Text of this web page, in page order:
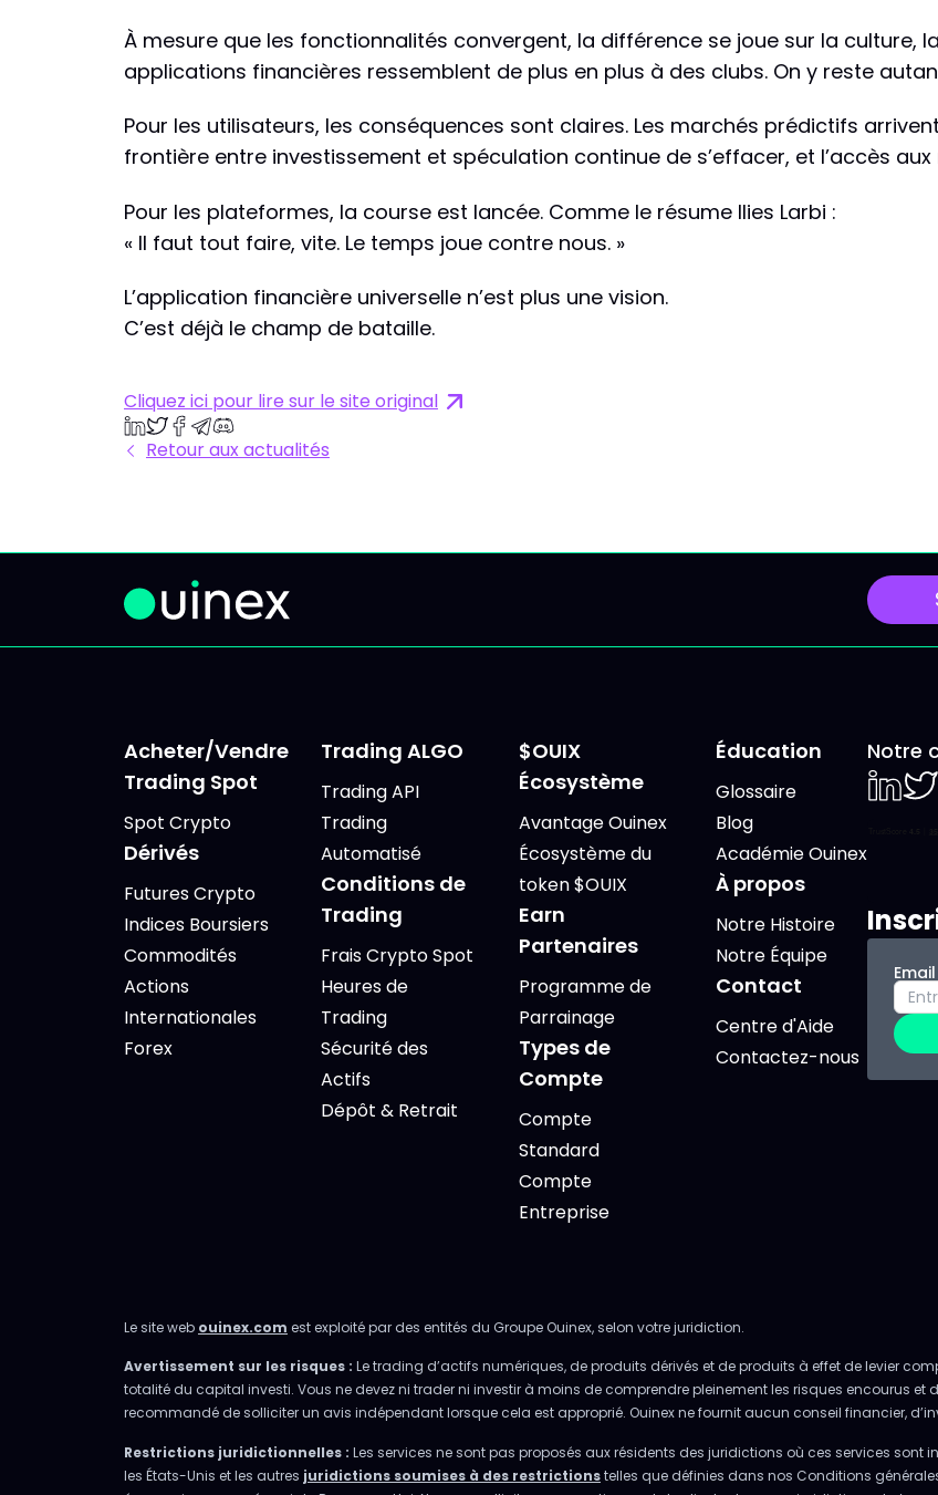
À mesure que les fonctionnalités convergent, la différence se joue sur la culture,
applications financières ressemblent de plus en plus à des clubs. On y reste
Pour les utilisateurs, les conséquences sont claires. Les marchés prédictifs
frontière entre investissement et spéculation continue de s’effacer, et l’accès
Pour les plateformes, la course est lancée. Comme le résume Ilies Larbi :
« Il faut tout faire, vite. Le temps joue contre nous. »
L’application financière universelle n’est plus une vision.
C’est déjà le champ de bataille.
Cliquez ici pour lire sur le site original
Retour aux actualités
Acheter/Vendre
Trading Spot
Spot Crypto
Dérivés
Futures Crypto
Indices Boursiers
Commodités
Actions
Internationales
Forex
Trading ALGO
Trading API
Trading
Automatisé
Conditions de
Trading
Frais Crypto Spot
Heures de
Trading
Sécurité des
Actifs
Dépôt & Retrait
$OUIX
Écosystème
Avantage Ouinex
Écosystème du
token $OUIX
Earn
Partenaires
Programme de
Parrainage
Types de
Compte
Compte
Standard
Compte
Entreprise
Éducation
Glossaire
Blog
Académie Ouinex
À propos
Notre Histoire
Notre Équipe
Contact
Centre d'Aide
Contactez-nous
Notre
Email
Le site web ouinex.com est exploité par des entités du Groupe Ouinex, selon votre juridiction.
Avertissement sur les risques : Le trading d’actifs numériques, de produits dérivés et de produits à effet de levier
totalité du capital investi. Vous ne devez ni trader ni investir à moins de comprendre pleinement les risques encourus et
recommandé de solliciter un avis indépendant lorsque cela est approprié. Ouinex ne fournit aucun conseil financier,
Restrictions juridictionnelles : Les services ne sont pas proposés aux résidents des juridictions où ces services
les États-Unis et les autres juridictions soumises à des restrictionstelles que définies dans nos Conditions